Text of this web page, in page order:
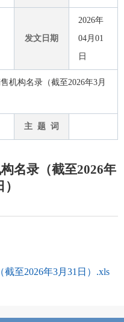
发文日期
2026年
04月01
日
机构名录（截至2026年3月
主 题 词
名录（截至2026年
至2026年3月31日）.xls